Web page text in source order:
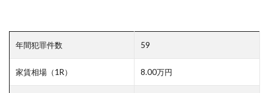
年間犯罪件数 59
家賃相場（1R） 8.00万円